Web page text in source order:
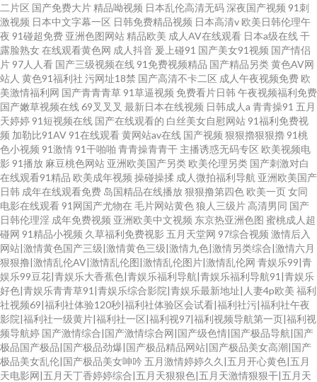
二片区 国产免费大片 精品呦视频 日本乱伦高清无码深夜国产视频 91刺
激视频 日本中文字幕一区 日韩免费精品视频 日本高清v 欧美日韩伦理午
夜 91碰超免费 亚洲色图网站 精品欧美 成人AV在线观看 日本a级在线干
露脸熟女在线观看黄色网 成人抖音 爰上碰91 国产美女91视频 国产情侣
片 97人人看 国产三级视频在线 91免费视频精品 国产精品另类黄色AV网
站人 黄色91福利社 污网址18禁 国产高清不卡二区 成人午夜视频免费 欧
美激情福利网 国产青青青草 91草逼视频 免费看片日韩 午夜视频福利免费
国产嫩草视频在线69叉叉叉 最新日本在线视频 日韩成人a 青青操91 五月
天婷婷 91短视频在线 国产在线观看的 白丝美女自慰网站 91福利免费视
频 加勒比91AV 91在线观看黄网站av在线 国产视频 狠狠擼狠狠擼 91桃
色小视频 91激情 91干啪啪 青青操青青干 主播诱惑无码专区 欧美视频电
影 91播放 麻豆桃色网站 亚洲欧美国产另类 欧美伦理另类 国产刺激对白
在线观看91精品 欧美成年视频 操碰操揉 成人微拍福利导航 亚洲欧美国产
日韩 成年在线观看免费 岛国精品在线播放狠狠撸第四色 欧美一页女同
电影在线观看 91网国产尤物在 毛片网站黄色狼人三级片 高清男同 国产
日韩伦理淫 成年免费视频 亚洲欧美中文视频 东京热亚洲色图 蜜桃成人超
碰网 91精品小视频 久草福利免费视影 五月天堂网 97综合视频 激情后入
网站|激情黄色国产三级|激情黄色三级|激情九色|激情另类综合|激情六月
狠狠撸|激情乱伦AV|激情乱伦图|激情乱伦图片|激情乱伦网 青娱乐99|青
娱乐99豆花|青娱乐大香蕉色|青娱乐福利导航|青娱乐福利导航91|青娱乐
好色|青娱乐青青草91|青娱乐综合影院|青娱乐最新地址|人妻4p欧美 福利
社视频69|福利社体验120秒|福利社体验区会试看|福利社污|福利社午夜
影院|福利社一级黄片|福利社一区|福利视97|福利视频导航第一页|福利视
频导航婷 国产激情综合|国产激情综合网|国产级色情|国产极品导航|国产
极品国产极品|国产极品劲爆|国产极品精品网站|国产极品美女高潮|国产
极品美女乱伦|国产极品美女呻吟 五月激情婷婷久久|五月开心黄色|五月
天电影网|五月天丁香婷婷综合|五月天狠狠色|五月天激情狠狠干|五月天